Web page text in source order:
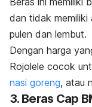
dan tidak memiliki
pulen dan lembut.
Dengan harga
Rojolele cocok
nasi goreng, atau
3. Beras Cap